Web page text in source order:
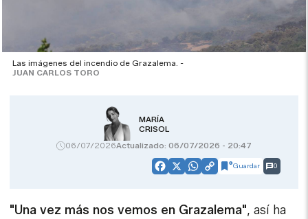
Las imágenes del incendio de Grazalema. -
JUAN CARLOS TORO
MARÍA
CRISOL
06/07/2026Actualizado: 06/07/2026 - 20:47
Facebook
X WhatsApp
CopyGuardar 0
"Una vez más nos vemos en Grazalema", así ha